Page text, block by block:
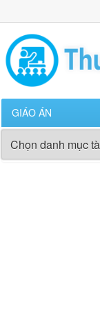
GIÁO ÁN